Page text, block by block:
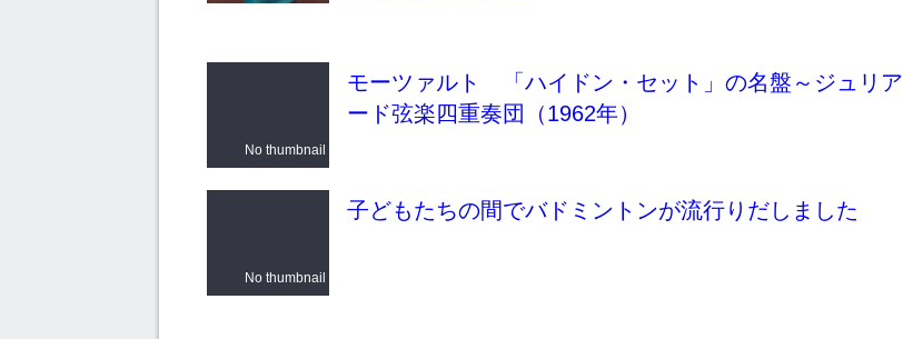
No thumbnail
モーツァルト 「ハイドン・セット」の名盤～ジュリア
ード弦楽四重奏団（1962年）
No thumbnail
子どもたちの間でバドミントンが流行りだしました